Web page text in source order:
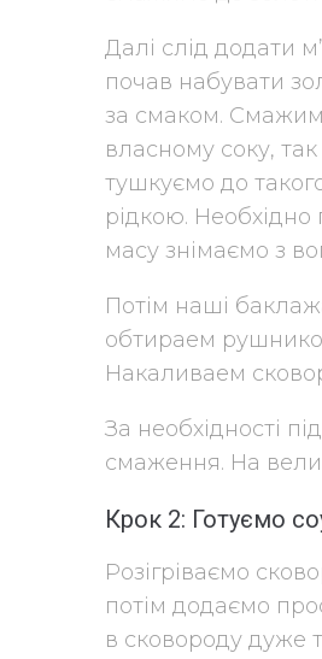
Далі слід додати
почав набувати
за смаком.
власному соку,
тушкуємо до
рідкою.
масу знімаємо з
Потім наші
обтираем
Накаливаем
За необхідності
смаження. На
Крок 2: Готуємо
Розігріваємо
потім додаємо
в сковороду дуже